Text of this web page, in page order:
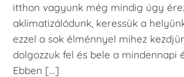
itthon vagyunk még mindig úgy
aklimatizálódunk, keressük a
ezzel a sok élménnyel mihez
dolgozzuk fel és bele a mindennapi
Ebben […]